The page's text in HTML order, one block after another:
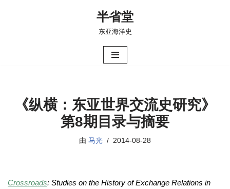
半省堂
东亚海洋史
《纵横：东亚世界交流史研究》
第8期目录与摘要
由 马光 2014-08-28
Crossroads: Studies on the History of Exchange Relations in